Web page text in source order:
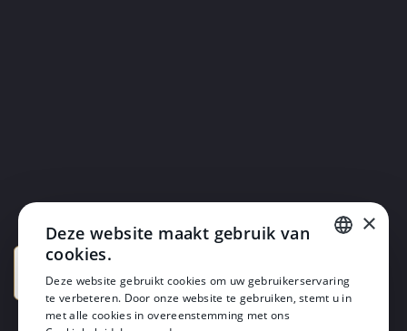
DUTCH
×
Deze website maakt gebruik van
cookies.
Deze website gebruikt cookies om uw gebruikerservaring
te verbeteren. Door onze website te gebruiken, stemt u in
met alle cookies in overeenstemming met ons